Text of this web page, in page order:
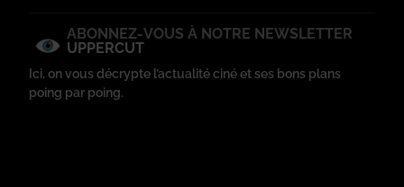
ABONNEZ-VOUS À NOTRE NEWSLETTER
UPPERCUT
Ici, on vous décrypte l’actualité ciné et ses bons plans
poing par poing.